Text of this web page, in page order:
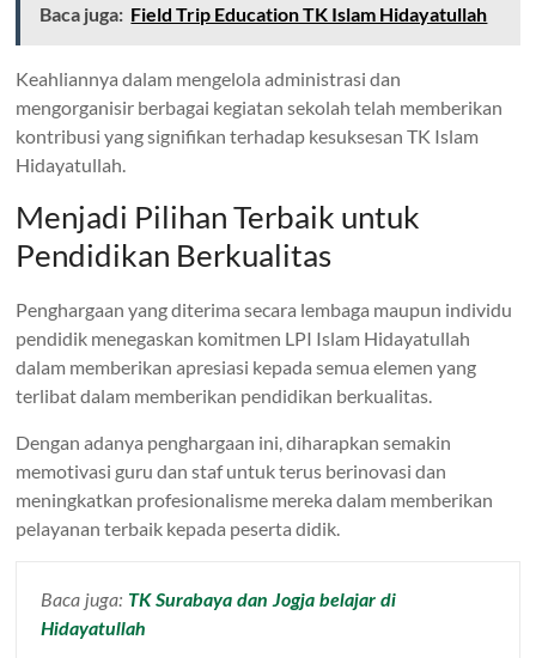
Baca juga: Field Trip Education TK Islam Hidayatullah
Keahliannya dalam mengelola administrasi dan
mengorganisir berbagai kegiatan sekolah telah memberikan
kontribusi yang signifikan terhadap kesuksesan TK Islam
Hidayatullah.
Menjadi Pilihan Terbaik untuk
Pendidikan Berkualitas
Penghargaan yang diterima secara lembaga maupun individu
pendidik menegaskan komitmen LPI Islam Hidayatullah
dalam memberikan apresiasi kepada semua elemen yang
terlibat dalam memberikan pendidikan berkualitas.
Dengan adanya penghargaan ini, diharapkan semakin
memotivasi guru dan staf untuk terus berinovasi dan
meningkatkan profesionalisme mereka dalam memberikan
pelayanan terbaik kepada peserta didik.
Baca juga: TK Surabaya dan Jogja belajar di
Hidayatullah